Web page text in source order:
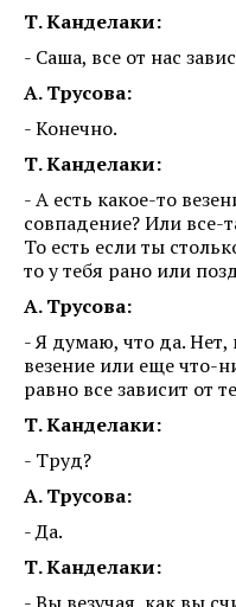
Т. Канделаки:
- Саша, все от нас
А. Трусова:
- Конечно.
Т. Канделаки:
- А есть какое-то
совпадение? Или все-
То есть если ты
то у тебя рано или
А. Трусова:
- Я думаю, что да. Нет,
везение или еще что-
равно все зависит от
Т. Канделаки:
- Труд?
А. Трусова:
- Да.
Т. Канделаки: